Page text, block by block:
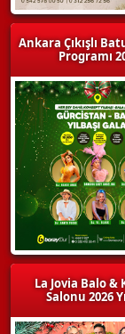
Ankara Çıkışlı
Programı
La Jovia Balo &
Salonu 2026